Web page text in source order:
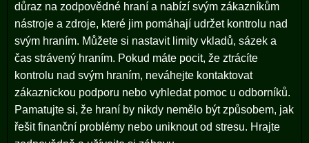
důraz na zodpovědné hraní a nabízí svým zákazníkům
nástroje a zdroje, které jim pomáhají udržet kontrolu nad
svým hraním. Můžete si nastavit limity vkladů, sázek a
čas strávený hraním. Pokud máte pocit, že ztrácíte
kontrolu nad svým hraním, neváhejte kontaktovat
zákaznickou podporu nebo vyhledat pomoc u odborníků.
Pamatujte si, že hraní by nikdy nemělo být způsobem, jak
řešit finanční problémy nebo uniknout od stresu. Hrajte